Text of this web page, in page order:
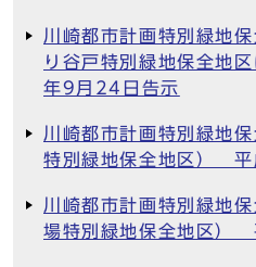
川崎都市計画特別緑地
り谷戸特別緑地保全地
年9月24日告示
川崎都市計画特別緑地
特別緑地保全地区）
川崎都市計画特別緑地
場特別緑地保全地区）